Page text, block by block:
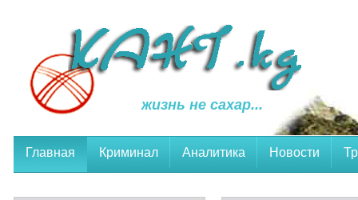
жизнь не сахар...
Главная Криминал Аналитика Новости